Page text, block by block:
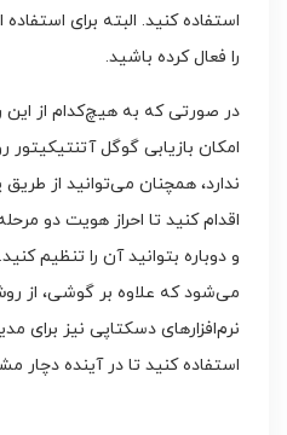
را فعال کرده باشید.
در صورتی که به هیچ‌کدام از
امکان بازیابی گوگل
اقدام کنید تا احراز هویت دو
و دوباره بتوانید آن را تنظیم
می‌شود که علاوه بر گوشی، از
نرم‌افزارهای دسکتاپی نیز برای
استفاده کنید تا در آینده دچار